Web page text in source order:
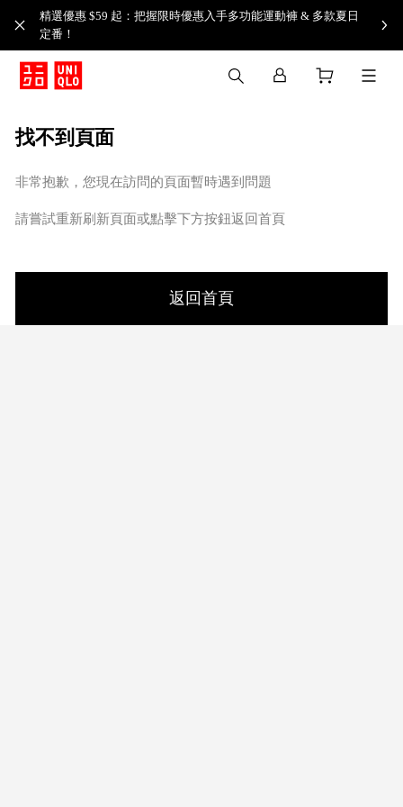
精選優惠 $59 起：把握限時優惠入手多功能運動褲 & 多款夏日
定番！​
找不到頁面
非常抱歉，您現在訪問的頁面暫時遇到問題
請嘗試重新刷新頁面或點擊下方按鈕返回首頁
返回首頁